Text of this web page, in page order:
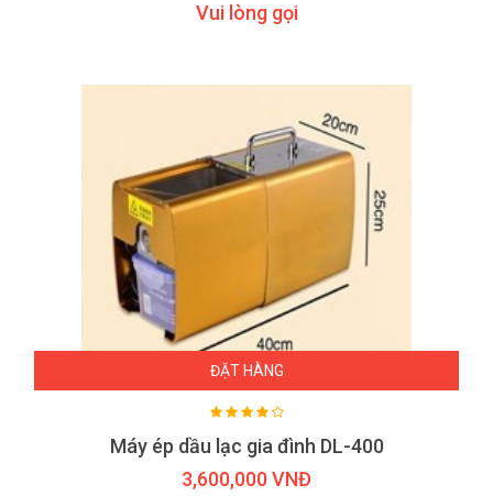
Vui lòng gọi
ĐẶT HÀNG
Máy ép dầu lạc gia đình DL-400
3,600,000 VNĐ